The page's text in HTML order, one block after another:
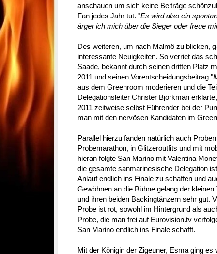
anschauen um sich keine Beiträge
Fan jedes Jahr tut. "Es wird also ein
ärger ich mich über die Sieger oder freue
Des weiteren, um nach Malmö zu blicken,
interessante Neuigkeiten. So verriet das
Saade, bekannt durch seinen dritten Platz
2011 und seinen Vorentscheidungsbeitrag "
aus dem Greenroom moderieren und die
Delegationsleiter Christer Björkman
2011 zeitweise selbst Führender bei der
man mit den nervösen Kandidaten im
Parallel hierzu fanden natürlich auch
Probemarathon, in Glitzeroutfits und mit
hieran folgte San Marino mit Valentina
die gesamte sanmarinesische Delegation
Anlauf endlich ins Finale zu schaffen und
Gewöhnen an die Bühne gelang der
und ihren beiden Backingtänzern sehr gut.
Probe ist rot, sowohl im Hintergrund als
Probe, die man frei auf Eurovision.tv
San Marino endlich ins Finale schafft.
Mit der Königin der Zigeuner, Esma ging